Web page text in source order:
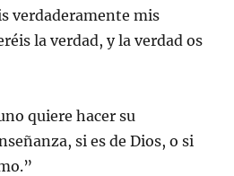
verdaderamente mis
la verdad, y la verdad os
quiere hacer su
si es de Dios, o si